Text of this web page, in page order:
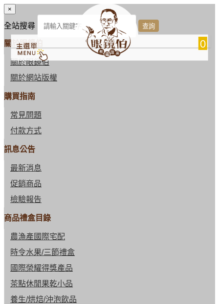
0
×
全站搜尋
關於眼鏡伯
關於眼鏡伯
關於網站版權
購買指南
常見問題
付款方式
訊息公告
最新消息
促銷商品
檢驗報告
商品禮盒目錄
農漁產國際宅配
時令水果/三節禮盒
國際榮耀得獎產品
茶點休閒果乾小品
養生/烘焙/沖泡飲品